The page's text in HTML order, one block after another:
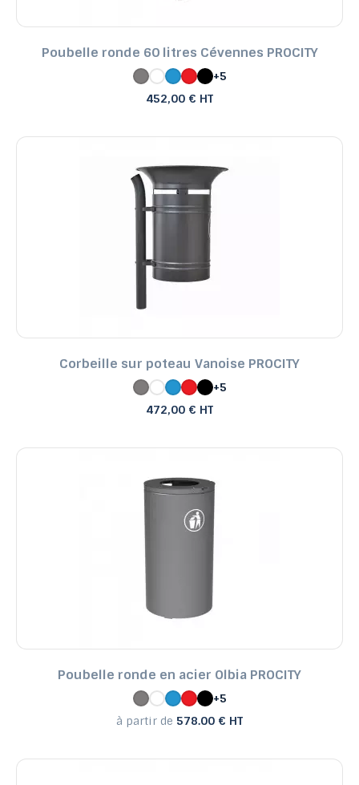
Poubelle ronde 60 litres Cévennes PROCITY
+5
452,00 € HT
Corbeille sur poteau Vanoise PROCITY
+5
472,00 € HT
Poubelle ronde en acier Olbia PROCITY
+5
à partir de 578.00 € HT